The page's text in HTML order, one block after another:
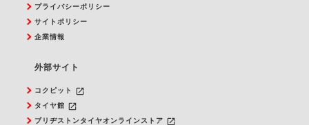
プライバシーポリシー
サイトポリシー
企業情報
外部サイト
コクピット launch
タイヤ館 launch
ブリヂストンタイヤオンラインストア launch